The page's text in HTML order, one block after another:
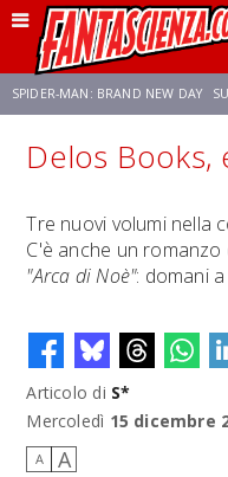
SPIDER-MAN: BRAND NEW DAY
FRANCO RICCIARDIELLO
NETFLIX SADIE SINK STAR TREK:
Delos Books,
Tre nuovi volumi nella
C'è anche un
"Arca di Noè": domani
Articolo di S*
Mercoledì 15 dicembre
A A